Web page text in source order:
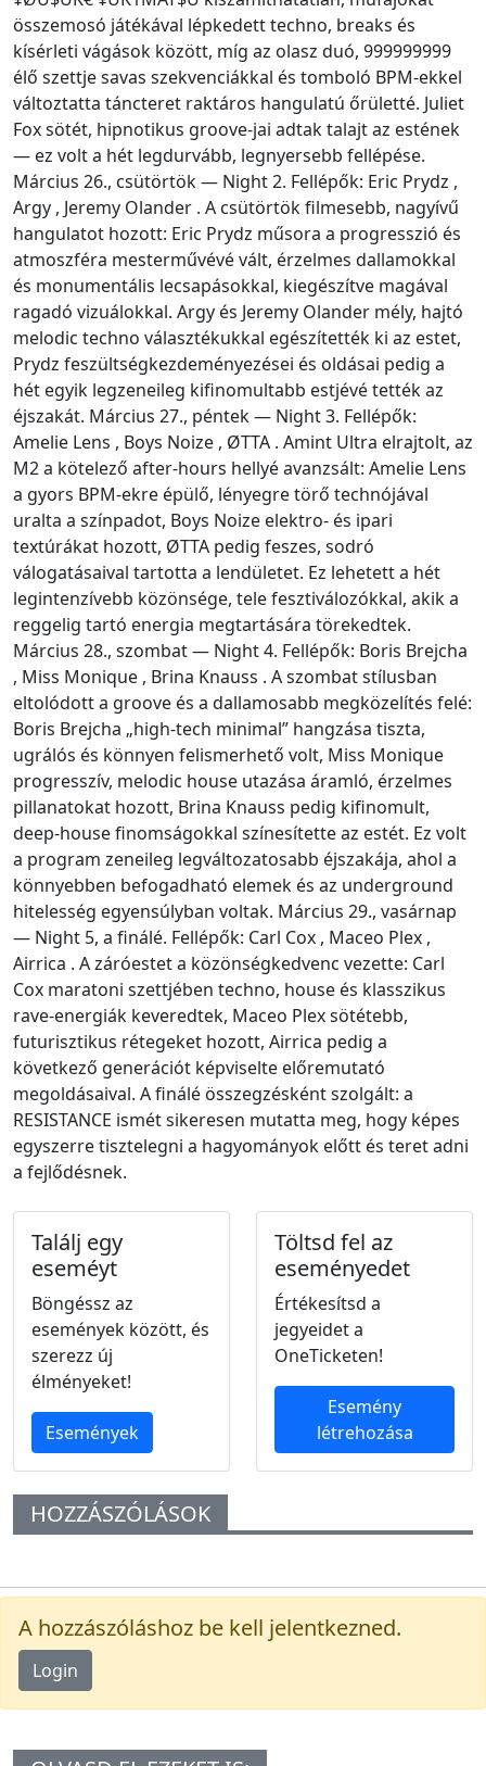
összemosó játékával lépkedett techno, breaks és
kísérleti vágások között, míg az olasz duó, 999999999
élő szettje savas szekvenciákkal és tomboló BPM-ekkel
változtatta táncteret raktáros hangulatú őrületté. Juliet
Fox sötét, hipnotikus groove-jai adtak talajt az estének
— ez volt a hét legdurvább, legnyersebb fellépése.
Március 26., csütörtök — Night 2. Fellépők: Eric Prydz ,
Argy , Jeremy Olander . A csütörtök filmesebb, nagyívű
hangulatot hozott: Eric Prydz műsora a progresszió és
atmoszféra mesterművévé vált, érzelmes dallamokkal
és monumentális lecsapásokkal, kiegészítve magával
ragadó vizuálokkal. Argy és Jeremy Olander mély, hajtó
melodic techno választékukkal egészítették ki az estet,
Prydz feszültségkezdeményezései és oldásai pedig a
hét egyik legzeneileg kifinomultabb estjévé tették az
éjszakát. Március 27., péntek — Night 3. Fellépők:
Amelie Lens , Boys Noize , ØTTA . Amint Ultra elrajtolt, az
M2 a kötelező after-hours hellyé avanzsált: Amelie Lens
a gyors BPM-ekre épülő, lényegre törő technójával
uralta a színpadot, Boys Noize elektro- és ipari
textúrákat hozott, ØTTA pedig feszes, sodró
válogatásaival tartotta a lendületet. Ez lehetett a hét
legintenzívebb közönsége, tele fesztiválozókkal, akik a
reggelig tartó energia megtartására törekedtek.
Március 28., szombat — Night 4. Fellépők: Boris Brejcha
, Miss Monique , Brina Knauss . A szombat stílusban
eltolódott a groove és a dallamosabb megközelítés felé:
Boris Brejcha „high-tech minimal” hangzása tiszta,
ugrálós és könnyen felismerhető volt, Miss Monique
progresszív, melodic house utazása áramló, érzelmes
pillanatokat hozott, Brina Knauss pedig kifinomult,
deep-house finomságokkal színesítette az estét. Ez volt
a program zeneileg legváltozatosabb éjszakája, ahol a
könnyebben befogadható elemek és az underground
hitelesség egyensúlyban voltak. Március 29., vasárnap
— Night 5, a finálé. Fellépők: Carl Cox , Maceo Plex ,
Airrica . A záróestet a közönségkedvenc vezette: Carl
Cox maratoni szettjében techno, house és klasszikus
rave-energiák keveredtek, Maceo Plex sötétebb,
futurisztikus rétegeket hozott, Airrica pedig a
következő generációt képviselte előremutató
megoldásaival. A finálé összegzésként szolgált: a
RESISTANCE ismét sikeresen mutatta meg, hogy képes
egyszerre tisztelegni a hagyományok előtt és teret adni
a fejlődésnek.
Találj egy
eseméyt
Böngéssz az
események között, és
szerezz új
élményeket!
Események
Töltsd fel az
eseményedet
Értékesítsd a
jegyeidet a
OneTicketen!
Esemény
létrehozása
HOZZÁSZÓLÁSOK
A hozzászóláshoz be kell jelentkezned.
Login